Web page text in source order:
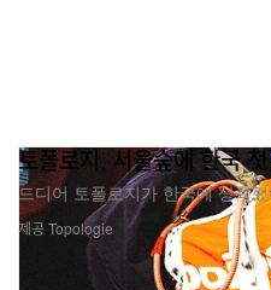
토폴로지, 서울숲에 한국
드디어 토폴로지가 한국에 상륙
제공 Topologie